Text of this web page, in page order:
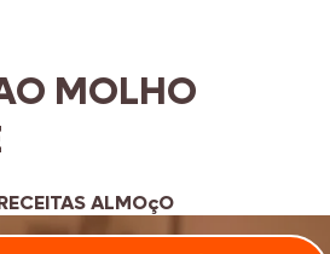
MOLHO
ALMOçO